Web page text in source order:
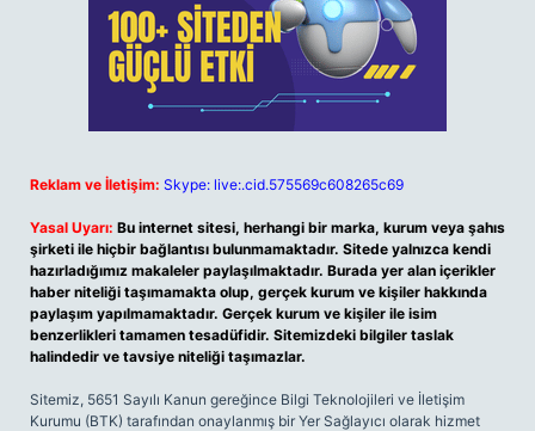
Reklam ve İletişim: Skype: live:.cid.575569c608265c69
Yasal Uyarı: Bu internet sitesi, herhangi bir marka, kurum veya şahıs
şirketi ile hiçbir bağlantısı bulunmamaktadır. Sitede yalnızca kendi
hazırladığımız makaleler paylaşılmaktadır. Burada yer alan içerikler
haber niteliği taşımamakta olup, gerçek kurum ve kişiler hakkında
paylaşım yapılmamaktadır. Gerçek kurum ve kişiler ile isim
benzerlikleri tamamen tesadüfidir. Sitemizdeki bilgiler taslak
halindedir ve tavsiye niteliği taşımazlar.
Sitemiz, 5651 Sayılı Kanun gereğince Bilgi Teknolojileri ve İletişim
Kurumu (BTK) tarafından onaylanmış bir Yer Sağlayıcı olarak hizmet